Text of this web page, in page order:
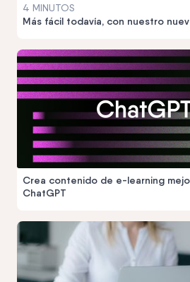
4 MINUTOS
Más fácil todavía, con nuestro
Crea contenido de e-learning
ChatGPT